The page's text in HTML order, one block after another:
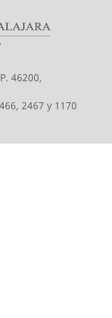
46200,
2467 y 1170